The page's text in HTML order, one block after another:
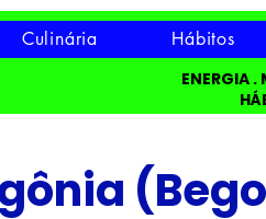
Culinária Hábitos
ENERGIA